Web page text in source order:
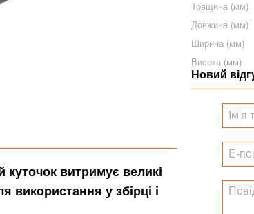
куточок витримує великі
використання у збірці і
Товщина (мм)
Довжина (мм)
Ширина (мм)
Висота (мм)
Новий